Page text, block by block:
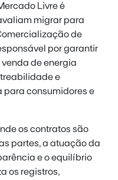
Livre é
migrar para
de
por garantir
de energia
e
consumidores e
os contratos são
partes, a atuação da
e o equilíbrio
os registros,